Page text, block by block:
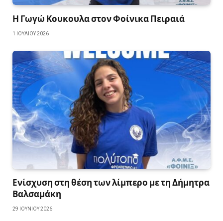
Η Γωγώ Κουκουλα στον Φοίνικα Πειραιά
1 ΙΟΥΛΊΟΥ 2026
Ενίσχυση στη θέση των λίμπερο με τη Δήμητρα
Βαλσαμάκη
29 ΙΟΥΝΊΟΥ 2026